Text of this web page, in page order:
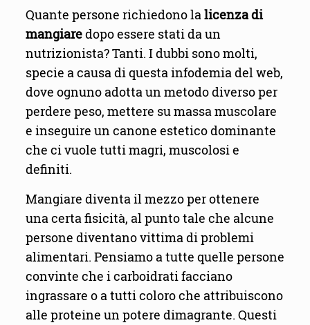
Quante persone richiedono lalicenza di
mangiaredopo essere stati da un
nutrizionista? Tanti. I dubbi sono molti,
specie a causa di questa infodemia del web,
dove ognuno adotta un metodo diverso per
perdere peso, mettere su massa muscolare
e inseguire un canone estetico dominante
che ci vuole tutti magri, muscolosi e
definiti.
Mangiare diventa il mezzo per ottenere
una certa fisicità, al punto tale che alcune
persone diventano vittima di problemi
alimentari. Pensiamo a tutte quelle persone
convinte che i carboidrati facciano
ingrassare o a tutti coloro che attribuiscono
alle proteine un potere dimagrante. Questi